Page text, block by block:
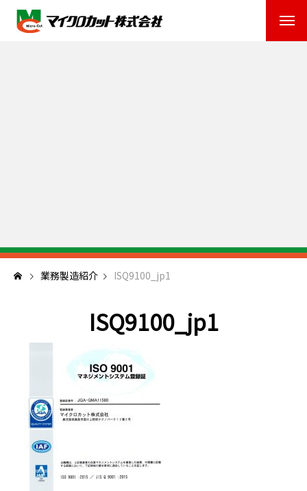
業務製造紹介 ISQ9100_jp1
ISQ9100_jp1